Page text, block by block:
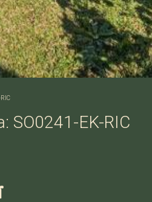
SO0241-EK-RIC